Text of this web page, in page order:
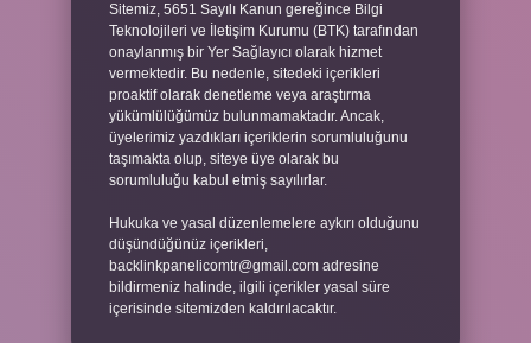
Sitemiz, 5651 Sayılı Kanun gereğince Bilgi
Teknolojileri ve İletişim Kurumu (BTK) tarafından
onaylanmış bir Yer Sağlayıcı olarak hizmet
vermektedir. Bu nedenle, sitedeki içerikleri
proaktif olarak denetleme veya araştırma
yükümlülüğümüz bulunmamaktadır. Ancak,
üyelerimiz yazdıkları içeriklerin sorumluluğunu
taşımakta olup, siteye üye olarak bu
sorumluluğu kabul etmiş sayılırlar.
Hukuka ve yasal düzenlemelere aykırı olduğunu
düşündüğünüz içerikleri,
backlinkpanelicomtr@gmail.com adresine
bildirmeniz halinde, ilgili içerikler yasal süre
içerisinde sitemizden kaldırılacaktır.